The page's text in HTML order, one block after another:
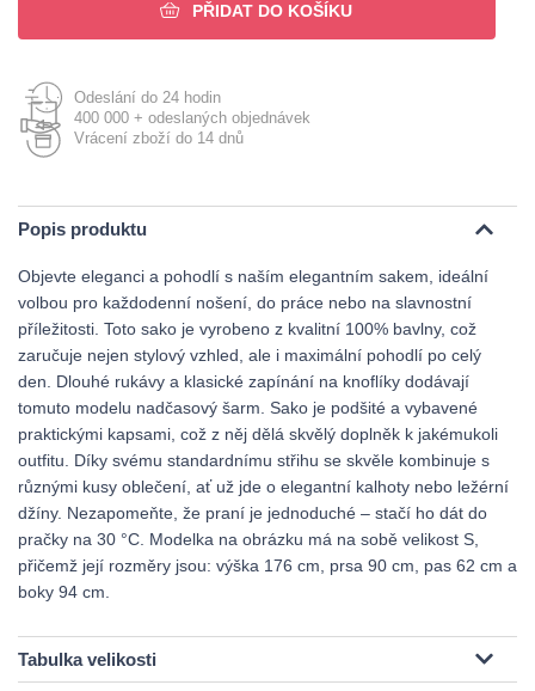
PŘIDAT DO KOŠÍKU
Odeslání do 24 hodin
400 000 + odeslaných objednávek
Vrácení zboží do 14 dnů
Popis produktu
Objevte eleganci a pohodlí s naším elegantním sakem, ideální
volbou pro každodenní nošení, do práce nebo na slavnostní
příležitosti. Toto sako je vyrobeno z kvalitní 100% bavlny, což
zaručuje nejen stylový vzhled, ale i maximální pohodlí po celý
den. Dlouhé rukávy a klasické zapínání na knoflíky dodávají
tomuto modelu nadčasový šarm. Sako je podšité a vybavené
praktickými kapsami, což z něj dělá skvělý doplněk k jakémukoli
outfitu. Díky svému standardnímu střihu se skvěle kombinuje s
různými kusy oblečení, ať už jde o elegantní kalhoty nebo ležérní
džíny. Nezapomeňte, že praní je jednoduché – stačí ho dát do
pračky na 30 °C. Modelka na obrázku má na sobě velikost S,
přičemž její rozměry jsou: výška 176 cm, prsa 90 cm, pas 62 cm a
boky 94 cm.
Tabulka velikosti